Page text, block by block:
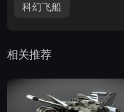
科幻飞船
相关推荐